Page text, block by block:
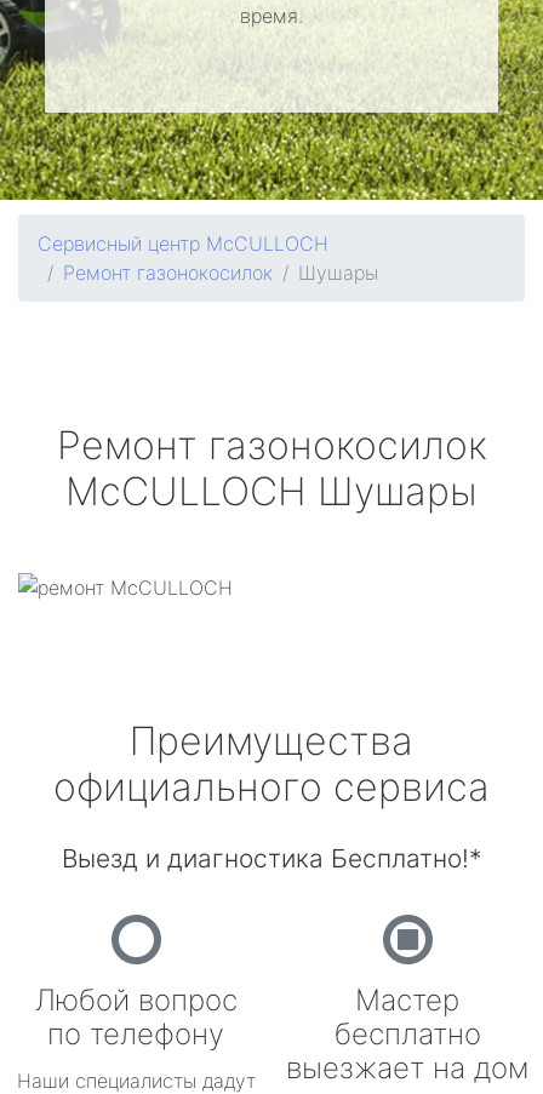
время.
Сервисный центр McCULLOCH
Ремонт газонокосилок
Шушары
Ремонт газонокосилок
McCULLOCH Шушары
Преимущества
официального сервиса
Выезд и диагностика Бесплатно!*
Любой вопрос
по телефону
Наши специалисты дадут
Мастер
бесплатно
выезжает на дом